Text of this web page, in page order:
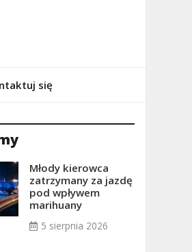
się
Młody kierowca
zatrzymany za jazdę
pod wpływem
marihuany
5 sierpnia 2026